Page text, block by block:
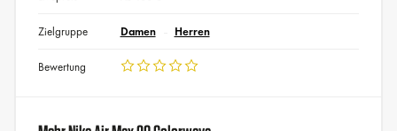
Zielgruppe Damen Herren
Bewertung